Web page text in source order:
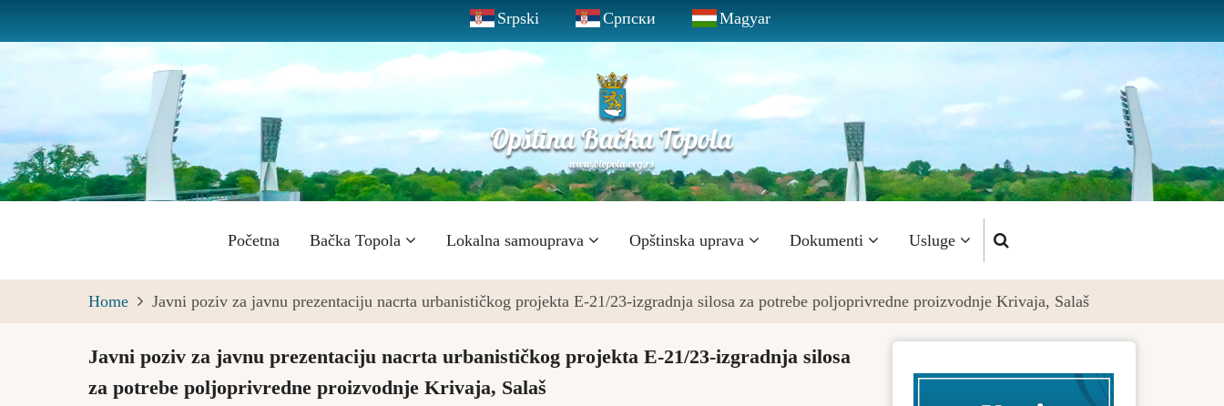
to
main
content
Srpski Српски Magyar
Main
navigation
Početna Bačka Topola Lokalna samouprava Opštinska uprava Dokumenti Usluge
Home Javni poziv za javnu prezentaciju nacrta urbanističkog projekta E-21/23-izgradnja silosa za potrebe poljoprivredne proizvodnje Krivaja, Salaš
Javni poziv za javnu prezentaciju nacrta urbanističkog projekta E-21/23-izgradnja silosa
za potrebe poljoprivredne proizvodnje Krivaja, Salaš